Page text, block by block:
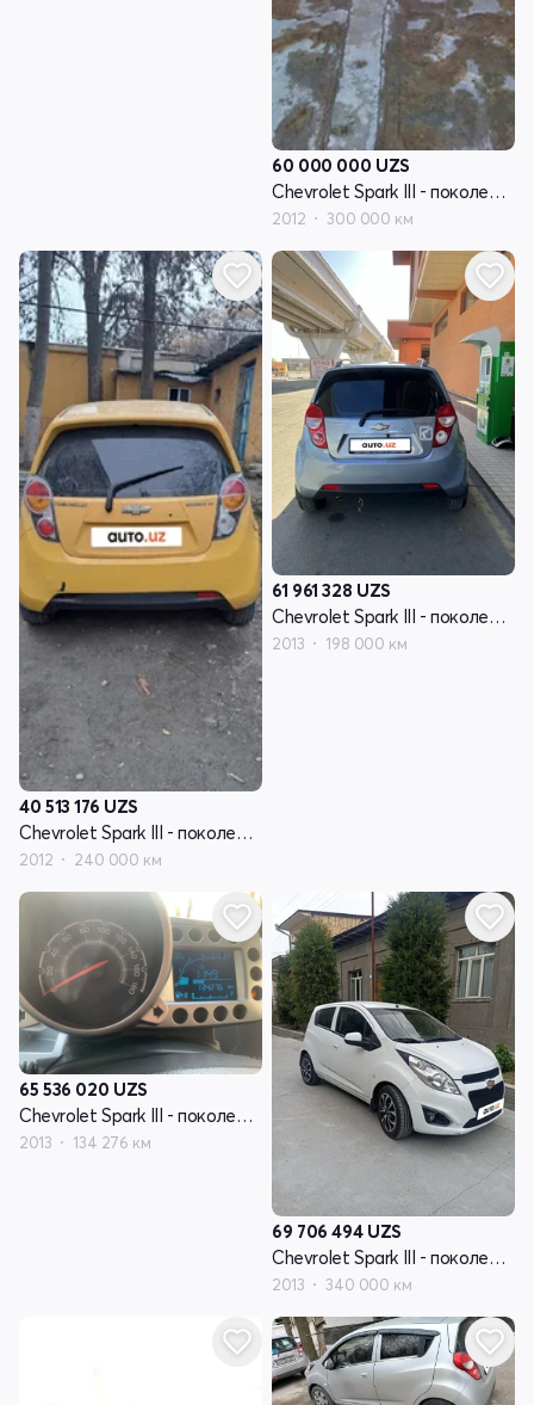
60 000 000 UZS
Chevrolet Spark III - поколение
2012 300 000 км
40 513 176 UZS
Chevrolet Spark III - поколение
2012 240 000 км
61 961 328 UZS
Chevrolet Spark III - поколение
2013 198 000 км
65 536 020 UZS
Chevrolet Spark III - поколение
2013 134 276 км
69 706 494 UZS
Chevrolet Spark III - поколение
2013 340 000 км